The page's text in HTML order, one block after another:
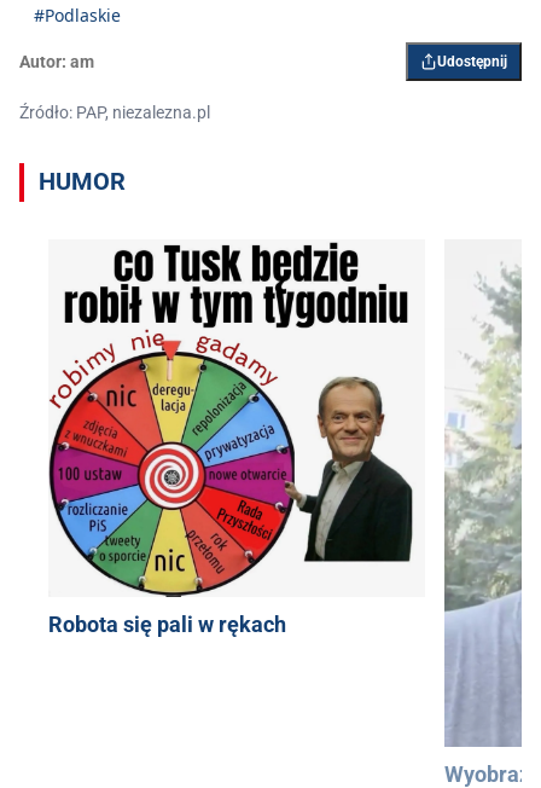
#Podlaskie
Autor: am Udostępnij
Źródło: PAP, niezalezna.pl
HUMOR
Robota się pali w rękach